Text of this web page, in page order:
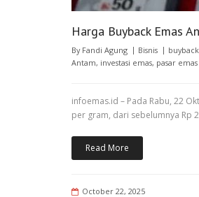
Harga Buyback Emas
By Fandi Agung Bisnis
Antam, investasi emas, pasar
infoemas.id – Pada Rabu, 22
per gram, dari sebelumnya Rp
Read More
October 22, 2025